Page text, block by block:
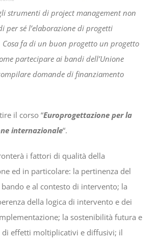
strumenti di project management non
per sé l’elaborazione di progetti
fa di un buon progetto un progetto
partecipare ai bandi dell’Unione
domande di finanziamento
il corso “Europrogettazione per la
internazionale“.
i fattori di qualità della
ed in particolare: la pertinenza del
e al contesto di intervento; la
della logica di intervento e dei
la sostenibilità futura e
di effetti moltiplicativi e diffusivi; il